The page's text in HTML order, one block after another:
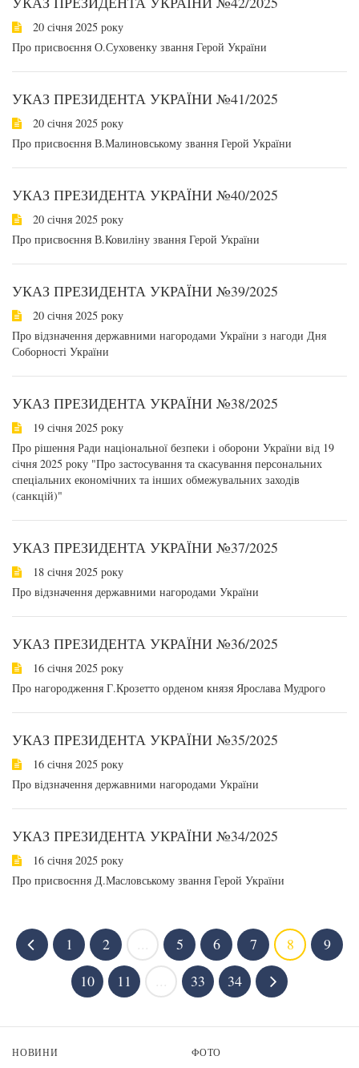
20 січня 2025 року
Про присвоєння О.Суховенку звання Герой України
УКАЗ ПРЕЗИДЕНТА УКРАЇНИ №41/2025
20 січня 2025 року
Про присвоєння В.Малиновському звання Герой України
УКАЗ ПРЕЗИДЕНТА УКРАЇНИ №40/2025
20 січня 2025 року
Про присвоєння В.Ковиліну звання Герой України
УКАЗ ПРЕЗИДЕНТА УКРАЇНИ №39/2025
20 січня 2025 року
Про відзначення державними нагородами України з нагоди Дня
Соборності України
УКАЗ ПРЕЗИДЕНТА УКРАЇНИ №38/2025
19 січня 2025 року
Про рішення Ради національної безпеки і оборони України від 19
січня 2025 року "Про застосування та скасування персональних
спеціальних економічних та інших обмежувальних заходів
(санкцій)"
УКАЗ ПРЕЗИДЕНТА УКРАЇНИ №37/2025
18 січня 2025 року
Про відзначення державними нагородами України
УКАЗ ПРЕЗИДЕНТА УКРАЇНИ №36/2025
16 січня 2025 року
Про нагородження Г.Крозетто орденом князя Ярослава Мудрого
УКАЗ ПРЕЗИДЕНТА УКРАЇНИ №35/2025
16 січня 2025 року
Про відзначення державними нагородами України
УКАЗ ПРЕЗИДЕНТА УКРАЇНИ №34/2025
16 січня 2025 року
Про присвоєння Д.Масловському звання Герой України
1 2 5 6 7 8
9
10
11 33 34
НОВИНИ ФОТО